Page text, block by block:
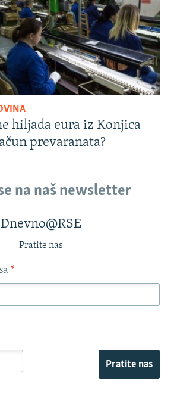
hiljada eura iz Konjica
prevaranata?
na naš newsletter
Dnevno@RSE
Pratite nas
*
Pratite nas